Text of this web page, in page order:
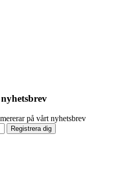
på vårt nyhetsbrev
Registrera dig